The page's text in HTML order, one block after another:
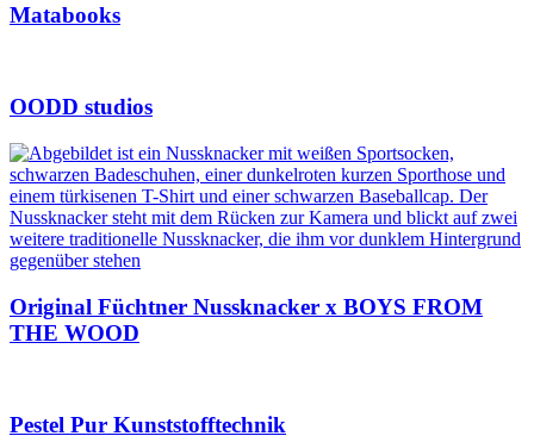
Matabooks
OODD studios
Original Füchtner Nussknacker x BOYS FROM
THE WOOD
Pestel Pur Kunststofftechnik